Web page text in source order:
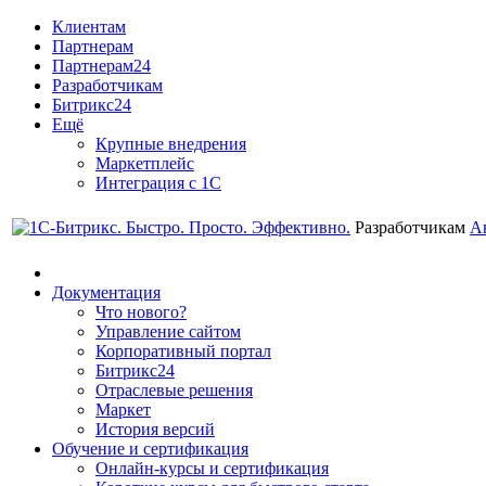
Клиентам
Партнерам
Партнерам24
Разработчикам
Битрикс24
Ещё
Крупные внедрения
Маркетплейс
Интеграция с 1С
Разработчикам
Документация
Что нового?
Управление сайтом
Корпоративный портал
Битрикс24
Отраслевые решения
Маркет
История версий
Обучение и сертификация
Онлайн-курсы и сертификация